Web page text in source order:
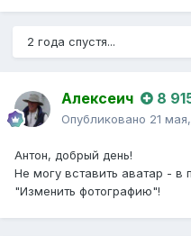
2 года спустя...
Алексеич 8
Опубликовано 21
Антон, добрый день!
Не могу вставить аватар - в
"Изменить фотографию"!